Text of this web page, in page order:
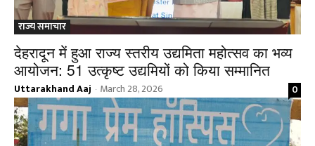
राज्य समाचार
देहरादून में हुआ राज्य स्तरीय उद्यमिता महोत्सव का भव्य
आयोजन: 51 उत्कृष्ट उद्यमियों को किया सम्मानित
Uttarakhand Aaj - March 28, 2026 0